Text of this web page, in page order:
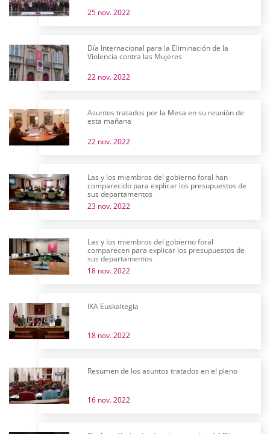
25 nov. 2022
Día Internacional para la Eliminación de la
Violencia contra las Mujeres
22 nov. 2022
Asuntos tratados por la Mesa en su reunión de
esta mañana
22 nov. 2022
Las y los miembros del gobierno foral han
comparecido para explicar los presupuestos de
sus departamentos
23 nov. 2022
Las y los miembros del gobierno foral
comparecen para explicar los presupuestos de
sus departamentos
18 nov. 2022
IKA Euskaltegia
18 nov. 2022
Resumen de los asuntos tratados en el pleno
16 nov. 2022